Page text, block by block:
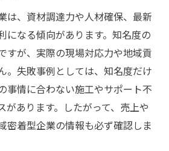
は、資材調達力や人材確保、最新
になる傾向があります。知名度の
すが、実際の現場対応力や地域貢
。失敗事例としては、知名度だけ
事情に合わない施工やサポート不
があります。したがって、売上や
密着型企業の情報も必ず確認しま